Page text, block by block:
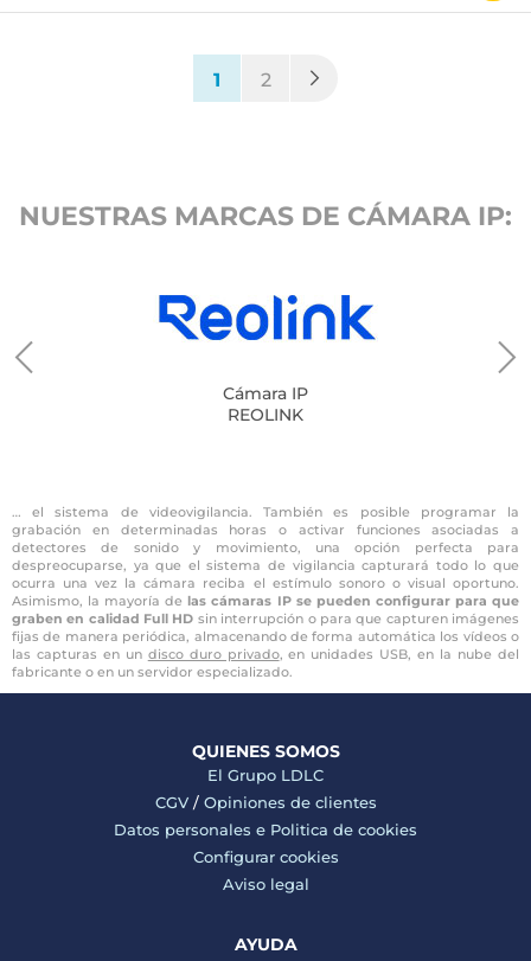
1 (current)
2
NUESTRAS MARCAS DE CÁMARA IP:
Cámara IP
REOLINK
… el sistema de videovigilancia. También es posible programar la
grabación en determinadas horas o activar funciones asociadas a
detectores de sonido y movimiento, una opción perfecta para
despreocuparse, ya que el sistema de vigilancia capturará todo lo que
ocurra una vez la cámara reciba el estímulo sonoro o visual oportuno.
Asimismo, la mayoría de las cámaras IP se pueden configurar para que
graben en calidad Full HD sin interrupción o para que capturen imágenes
fijas de manera periódica, almacenando de forma automática los vídeos o
las capturas en un disco duro privado, en unidades USB, en la nube del
fabricante o en un servidor especializado.
QUIENES SOMOS
El Grupo LDLC
CGV/ Opiniones de clientes
Datos personales e Politica de cookies
Configurar cookies
Aviso legal
AYUDA